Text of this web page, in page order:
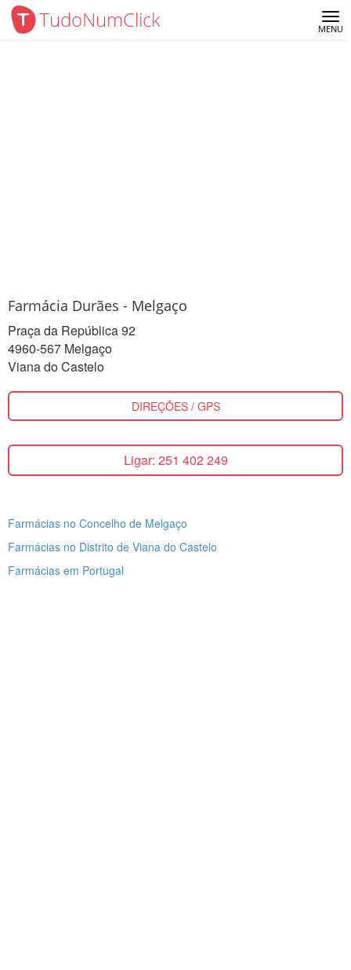
TudoNumClick MENU
Farmácia Durães - Melgaço
Praça da República 92
4960-567 Melgaço
Viana do Castelo
DIREÇÕES / GPS
Ligar: 251 402 249
Farmácias no Concelho de Melgaço
Farmácias no Distrito de Viana do Castelo
Farmácias em Portugal